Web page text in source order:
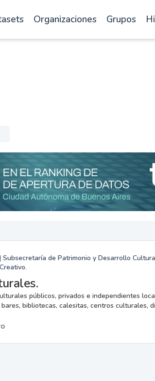
Organizaciones Grupos
de Patrimonio y Desarrollo
públicos, privados e independientes
bibliotecas, calesitas, centros culturales,